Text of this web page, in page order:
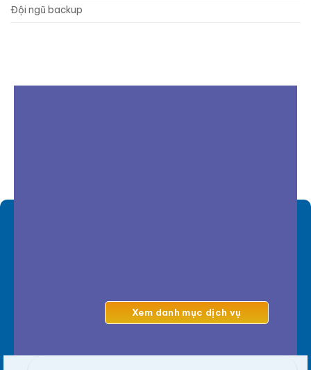
Đội ngũ backup
Xem danh mục dịch vụ